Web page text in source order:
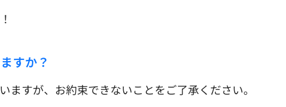
すか？
ますが、 お約束できないことをご了承ください。